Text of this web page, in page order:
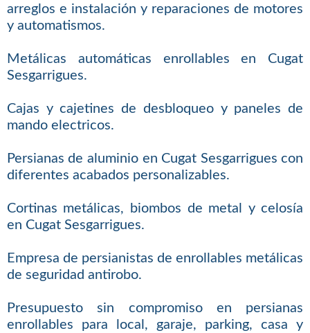
arreglos e instalación y reparaciones de motores
y automatismos.
Metálicas automáticas enrollables en Cugat
Sesgarrigues.
Cajas y cajetines de desbloqueo y paneles de
mando electricos.
Persianas de aluminio en Cugat Sesgarrigues con
diferentes acabados personalizables.
Cortinas metálicas, biombos de metal y celosía
en Cugat Sesgarrigues.
Empresa de persianistas de enrollables metálicas
de seguridad antirobo.
Presupuesto sin compromiso en persianas
enrollables para local, garaje, parking, casa y